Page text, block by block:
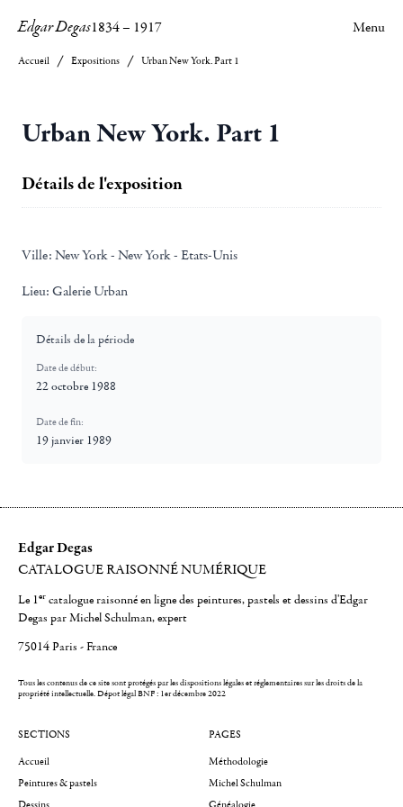
Edgar Degas1834– 1917 Menu
Accueil Expositions Urban New York. Part 1
Urban New York. Part 1
Détails de l'exposition
Ville: New York - New York - Etats-Unis
Lieu: Galerie Urban
Détails de la période
Date de début:
22 octobre 1988
Date de fin:
19 janvier 1989
Edgar Degas
CATALOGUE RAISONNÉ NUMÉRIQUE
Le 1er catalogue raisonné en ligne des peintures, pastels et dessins d'Edgar
Degas par Michel Schulman, expert
75014 Paris - France
Tous les contenus de ce site sont protégés par les dispositions légales et réglementaires sur les droits de la
propriété intellectuelle.Dépot légal BNF : 1er décembre 2022
SECTIONS
Accueil
Peintures & pastels
PAGES
Méthodologie
Michel Schulman